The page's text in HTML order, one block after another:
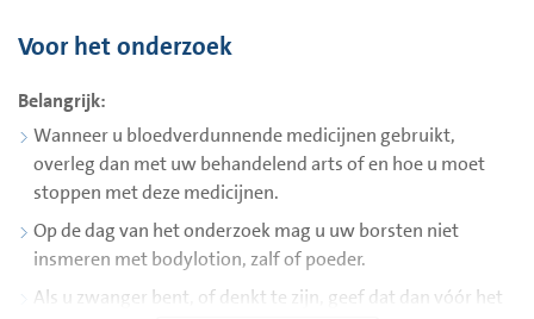
Voor het onderzoek
Belangrijk:
Wanneer u bloedverdunnende medicijnen gebruikt,
overleg dan met uw behandelend arts of en hoe u moet
stoppen met deze medicijnen.
Op de dag van het onderzoek mag u uw borsten niet
insmeren met bodylotion, zalf of poeder.
Als u zwanger bent, of denkt te zijn, geef dat dan vóór het